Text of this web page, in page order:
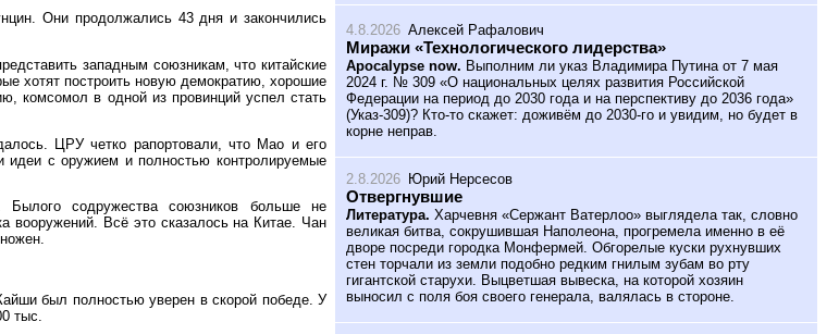
Они продолжались 43 дня и закончились
западным союзникам, что китайские
хотят построить новую демократию, хорошие
комсомол в одной из провинций успел стать
ЦРУ четко рапортовали, что Мао и его
с оружием и полностью контролируемые
Былого содружества союзников больше не
вооружений. Всё это сказалось на Китае. Чан
был полностью уверен в скорой победе. У
тыс.
4.8.2026 Алексей Рафалович
Миражи «Технологического лидерства»
Apocalypse now. Выполним ли указ Владимира Путина от 7 мая
2024 г. № 309 «О национальных целях развития Российской
Федерации на период до 2030 года и на перспективу до 2036 года»
(Указ-309)? Кто-то скажет: доживём до 2030-го и увидим, но будет в
корне неправ.
2.8.2026 Юрий Нерсесов
Отвергнувшие
Литература. Харчевня «Сержант Ватерлоо» выглядела так, словно
великая битва, сокрушившая Наполеона, прогремела именно в её
дворе посреди городка Монфермей. Обгорелые куски рухнувших
стен торчали из земли подобно редким гнилым зубам во рту
гигантской старухи. Выцветшая вывеска, на которой хозяин
выносил с поля боя своего генерала, валялась в стороне.